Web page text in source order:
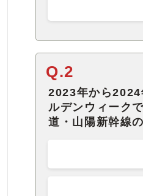
Q.2
2023年から2024
ルデンウィーク
道・山陽新幹線